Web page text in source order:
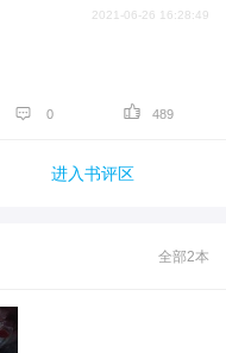
2021-06-26 16:28:49
 0  489
进入书评区
全部2本